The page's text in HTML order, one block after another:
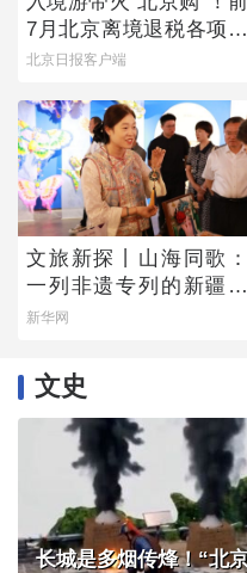
7月北京离境退税各项数
据均创新高
北京日报客户端
文旅新探丨山海同歌：
一列非遗专列的新疆旅
程
新华网
文史